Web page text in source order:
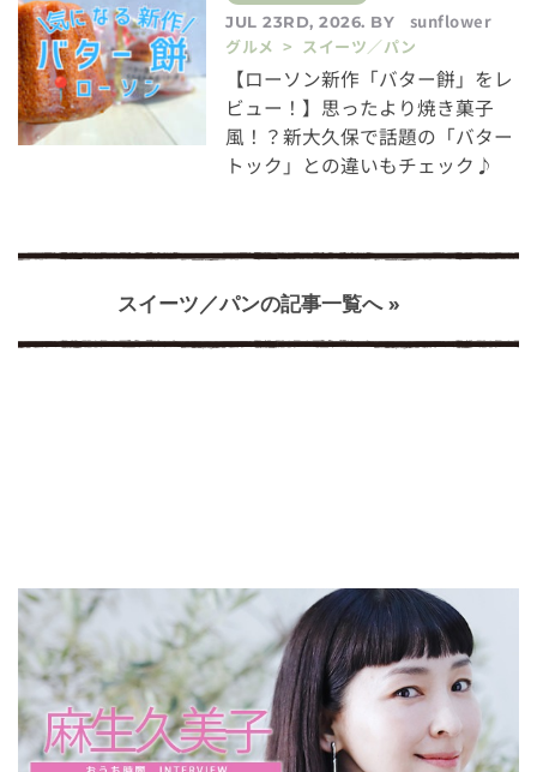
JUL 23RD, 2026. BY
sunflower
グルメ > スイーツ／パン
【ローソン新作「バター餅」をレ
ビュー！】思ったより焼き菓子
風！？新大久保で話題の「バター
トック」との違いもチェック♪
スイーツ／パンの記事一覧へ »